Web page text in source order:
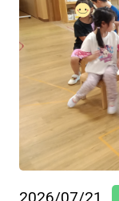
2026/07/21